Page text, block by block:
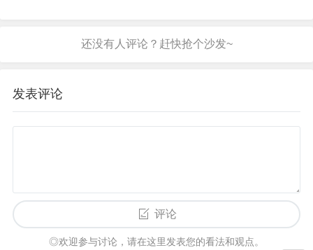
常低，并且该方法可以...
发表评论
评论
◎欢迎参与讨论，请在这里发表您的看法和观点。